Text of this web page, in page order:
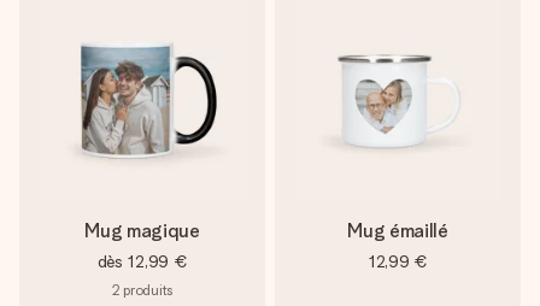
Mug magique
dès 12,99 €
2 produits
Mug émaillé
12,99 €